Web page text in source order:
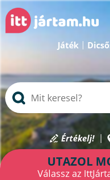
Játék
Értékelj!
UTAZOL
Válassz az